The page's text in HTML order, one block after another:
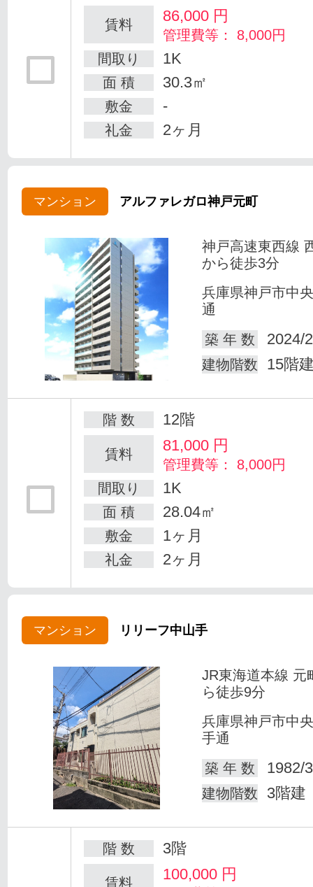
賃料 86,000 円
管理費等： 8,000円
間取り
1K
面 積 30.3㎡
敷金 -
礼金 2ヶ月
マンション アルファレガロ神戸元町
神戸高速東西線
から徒歩3分
兵庫県神戸市中
通
築 年 数
2024/
建物階数 15階
階 数 12階
賃料 81,000 円
管理費等： 8,000円
間取り
1K
面 積 28.04㎡
敷金 1ヶ月
礼金 2ヶ月
マンション リリーフ中山手
JR東海道本線 元
ら徒歩9分
兵庫県神戸市中
手通
築 年 数
1982/
建物階数 3階建
階 数 3階
賃料 100,000 円